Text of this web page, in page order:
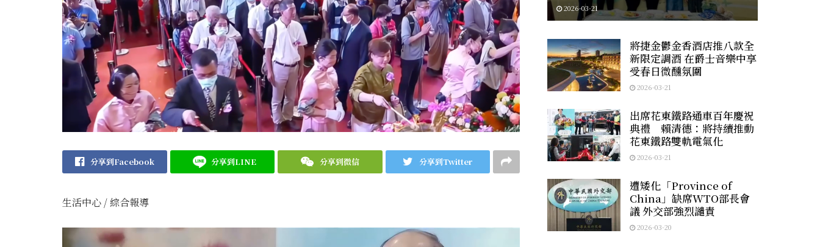
分享到Facebook 分享到LINE 分享到微信 分享到Twitter
生活中心 / 綜合報導
2026-03-21
將捷金鬱金香酒店推八款全
新限定調酒 在爵士音樂中享
受春日微醺氛圍
2026-03-21
出席花東鐵路通車百年慶祝
典禮 賴清德：將持續推動
花東鐵路雙軌電氣化
2026-03-21
遭矮化「Province of
China」缺席WTO部長會
議 外交部強烈譴責
2026-03-20